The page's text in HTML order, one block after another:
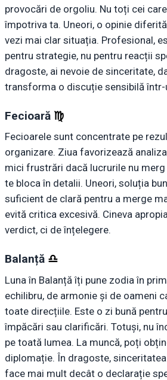
provocări de orgoliu. Nu toți cei
împotriva ta. Uneori, o opinie
vezi mai clar situația. Profesional,
pentru strategie, nu pentru reacții
dragoste, ai nevoie de sinceritate,
transforma o discuție sensibilă într-
Fecioară ♍︎
Fecioarele sunt concentrate pe
organizare. Ziua favorizează
mici frustrări dacă lucrurile nu merg
te bloca în detalii. Uneori, soluția
suficient de clară pentru a merge
evită critica excesivă. Cineva
verdict, ci de înțelegere.
Balanță ♎︎
Luna în Balanță îți pune zodia în
echilibru, de armonie și de oameni
toate direcțiile. Este o zi bună
împăcări sau clarificări. Totuși, nu
pe toată lumea. La muncă, poți
diplomație. În dragoste,
face mai mult decât o declarație